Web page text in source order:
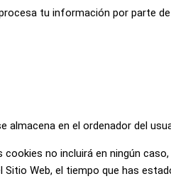
tu información por parte
almacena en el ordenador del
no incluirá en ningún
Sitio Web, el tiempo que has